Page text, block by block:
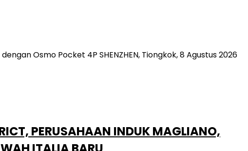
Osmo Pocket 4P SHENZHEN, Tiongkok, 8 Agustus 2026
PERUSAHAAN INDUK MAGLIANO,